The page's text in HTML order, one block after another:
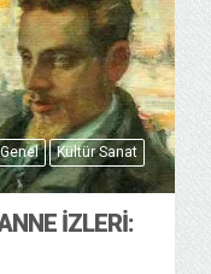
Genel Kültür Sanat
İZLERI: